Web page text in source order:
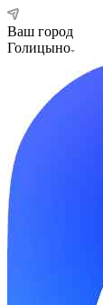
Ваш город
Голицыно